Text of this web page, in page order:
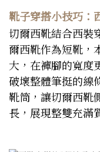
靴子穿搭小技巧：
切爾西靴結合西裝
爾西靴作為短靴，
大，在褲腳的寬度
破壞整體筆挺的線
靴筒，讓切爾西靴
長，展現整雙充滿